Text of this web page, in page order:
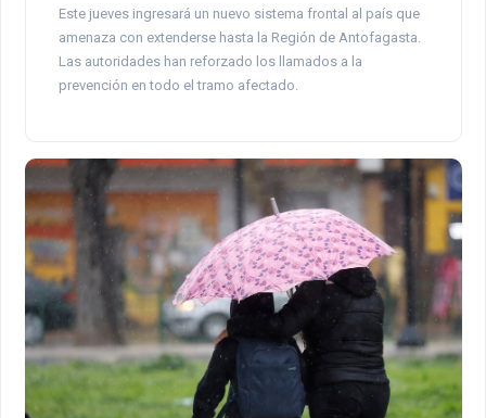
Este jueves ingresará un nuevo sistema frontal al país que
amenaza con extenderse hasta la Región de Antofagasta.
Las autoridades han reforzado los llamados a la
prevención en todo el tramo afectado.